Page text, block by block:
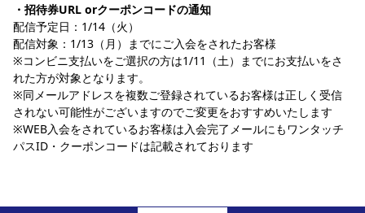
・招待券URL orクーポンコードの通知
配信予定日：1/14（火）
配信対象：1/13（月）までにご入会をされたお客様
※コンビニ支払いをご選択の方は1/11（土）までにお支払いをさ
れた方が対象となります。
※同メールアドレスを複数ご登録されているお客様は正しく受信
されない可能性がございますのでご変更をおすすめいたします
※WEB入会をされているお客様は入会完了メールにもワンタッチ
パスID・クーポンコードは記載されております